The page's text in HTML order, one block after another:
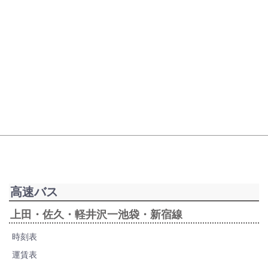
高速バス
上田・佐久・軽井沢一池袋・新宿線
時刻表
運賃表